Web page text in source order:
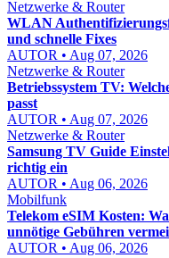
Netzwerke & Router
WLAN
und schnelle Fixes
AUTOR • Aug 07, 2026
Netzwerke & Router
Betriebssystem TV:
passt
AUTOR • Aug 07, 2026
Netzwerke & Router
Samsung TV Guide
richtig ein
AUTOR • Aug 06, 2026
Mobilfunk
Telekom eSIM Kosten:
unnötige Gebühren
AUTOR • Aug 06, 2026